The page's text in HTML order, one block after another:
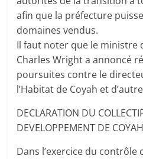
afin que la préfecture
domaines vendus.
Il faut noter que le ministre
Charles Wright a annoncé
poursuites contre le
l’Habitat de Coyah et
DECLARATION DU
DEVELOPPEMENT DE COYAH
Dans l’exercice du contrôle